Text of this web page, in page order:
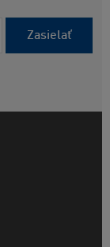
Zasielať